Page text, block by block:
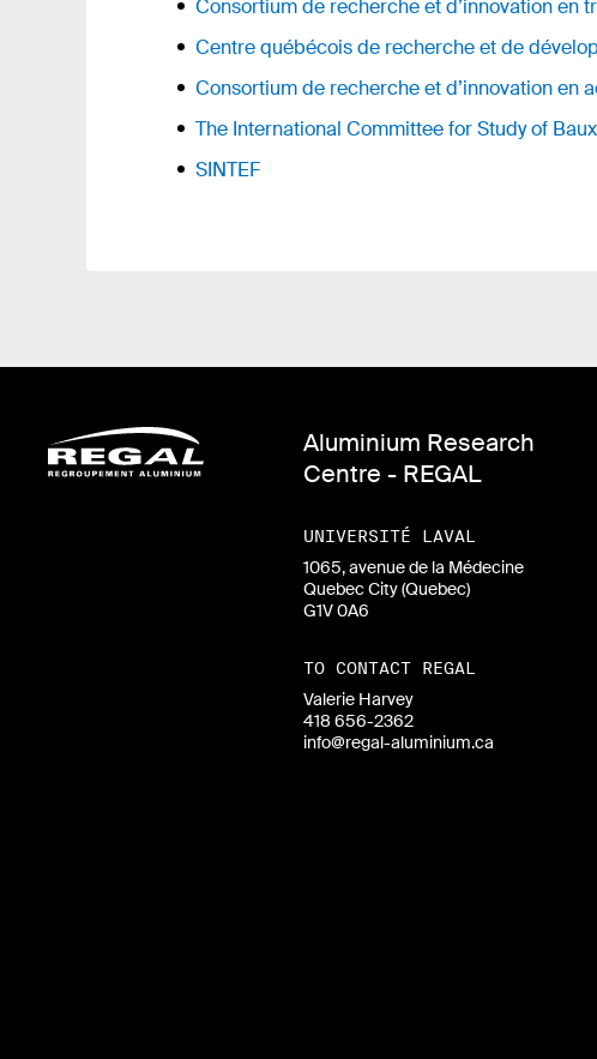
Consortium de recherche et d’innovation en
Centre québécois de recherche et de
Consortium de recherche et d’innovation en
The International Committee for Study of
SINTEF
Aluminium Research
Centre - REGAL
UNIVERSITÉ LAVAL
1065, avenue de la Médecine
Quebec City (Quebec)
G1V 0A6
TO CONTACT REGAL
Valerie Harvey
418 656-2362
info@regal-aluminium.ca